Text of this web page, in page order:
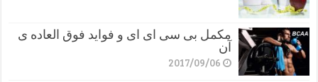
مکمل بی سی ای ای و فواید فوق العاده ی
آن
2017/09/06